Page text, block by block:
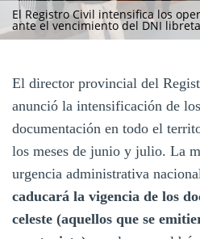
El Registro Civil intensifica los
ante el vencimiento del DNI
El director provincial del
anunció la intensificación de
documentación en todo el
los meses de junio y julio. La
urgencia administrativa
caducará la vigencia de los
celeste (aquellos que se